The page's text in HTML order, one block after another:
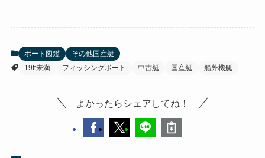
ボート図鑑
その他国産艇
19ft未満
フィッシングボート 中古艇 国産艇 船外機艇
よかったらシェアしてね！